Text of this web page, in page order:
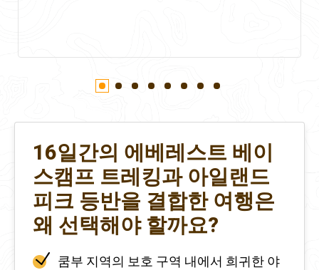
16일간의 에베레스트 베이
스캠프 트레킹과 아일랜드
피크 등반을 결합한 여행은
왜 선택해야 할까요?
쿰부 지역의 보호 구역 내에서 희귀한 야